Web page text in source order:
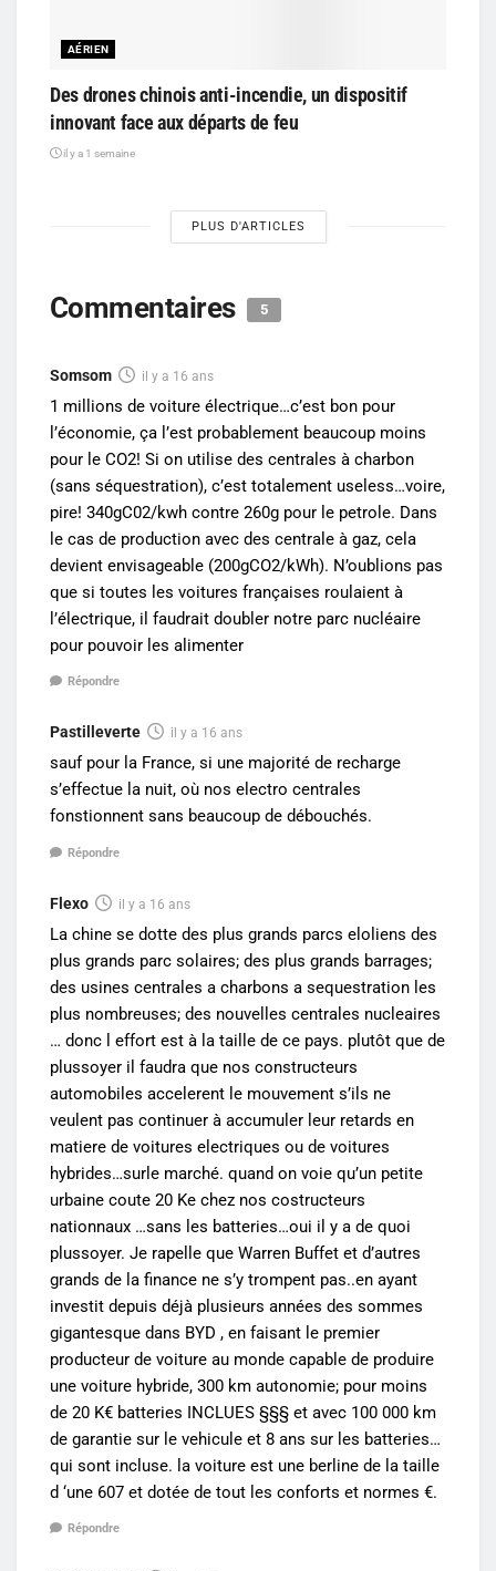
AÉRIEN
Des drones chinois anti-incendie, un dispositif
innovant face aux départs de feu
il y a 1 semaine
PLUS D'ARTICLES
Commentaires 5
Somsom il y a 16 ans
1 millions de voiture électrique…c’est bon pour
l’économie, ça l’est probablement beaucoup moins
pour le CO2! Si on utilise des centrales à charbon
(sans séquestration), c’est totalement useless…voire,
pire! 340gC02/kwh contre 260g pour le petrole. Dans
le cas de production avec des centrale à gaz, cela
devient envisageable (200gCO2/kWh). N’oublions pas
que si toutes les voitures françaises roulaient à
l’électrique, il faudrait doubler notre parc nucléaire
pour pouvoir les alimenter
Répondre
Pastilleverte il y a 16 ans
sauf pour la France, si une majorité de recharge
s’effectue la nuit, où nos electro centrales
fonstionnent sans beaucoup de débouchés.
Répondre
Flexo il y a 16 ans
La chine se dotte des plus grands parcs eloliens des
plus grands parc solaires; des plus grands barrages;
des usines centrales a charbons a sequestration les
plus nombreuses; des nouvelles centrales nucleaires
… donc l effort est à la taille de ce pays. plutôt que de
plussoyer il faudra que nos constructeurs
automobiles accelerent le mouvement s’ils ne
veulent pas continuer à accumuler leur retards en
matiere de voitures electriques ou de voitures
hybrides…surle marché. quand on voie qu’un petite
urbaine coute 20 Ke chez nos costructeurs
nationnaux …sans les batteries…oui il y a de quoi
plussoyer. Je rapelle que Warren Buffet et d’autres
grands de la finance ne s’y trompent pas..en ayant
investit depuis déjà plusieurs années des sommes
gigantesque dans BYD , en faisant le premier
producteur de voiture au monde capable de produire
une voiture hybride, 300 km autonomie; pour moins
de 20 K€ batteries INCLUES §§§ et avec 100 000 km
de garantie sur le vehicule et 8 ans sur les batteries…
qui sont incluse. la voiture est une berline de la taille
d ‘une 607 et dotée de tout les conforts et normes €.
Répondre